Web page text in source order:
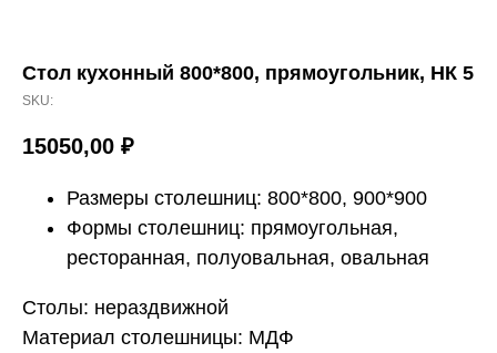
Cтол кухонный 800*800, прямоугольник, НК 5
SKU:
15050,00 ₽
Размеры столешниц: 800*800, 900*900
Формы столешниц: прямоугольная,
ресторанная, полуовальная, овальная
Столы: нераздвижной
Материал столешницы: МДФ